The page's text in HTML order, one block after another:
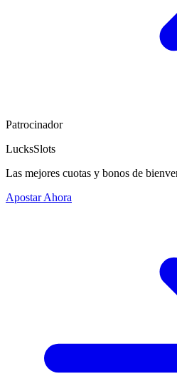
Patrocinador
LucksSlots
Las mejores cuotas y bonos de
Apostar Ahora